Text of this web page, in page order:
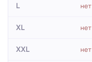
L нет
XL нет
XXL нет